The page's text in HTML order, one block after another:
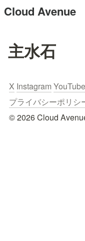
Cloud Avenue
主水石
X Instagram YouTube
プライバシーポリシ
© 2026 Cloud